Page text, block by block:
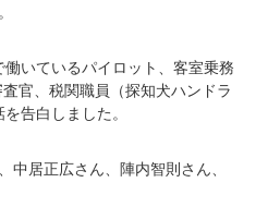
いているパイロット、客室乗務
官、税関職員（探知犬ハンドラ
告白しました。
中居正広さん、陣内智則さん、